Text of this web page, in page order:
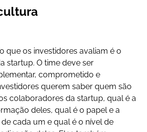
que os investidores avaliam é o
startup. O time deve ser
comprometido e
querem saber quem são
colaboradores da startup, qual é a
deles, qual é o papel e a
cada um e qual é o nível de